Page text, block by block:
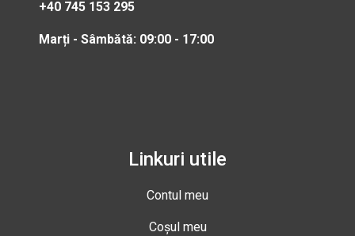
+40 745 153 295
Marți - Sâmbătă: 09:00 - 17:00
Linkuri utile
Contul meu
Coșul meu